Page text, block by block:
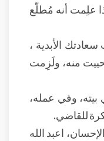
علِمت أنه مُطلّع
الأبدية ،
منه، ولَزِمت
وفي عمله،
للقاضي.
اعبد الله